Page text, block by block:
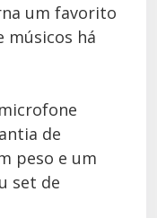
um favorito
músicos há
de
peso e um
set de